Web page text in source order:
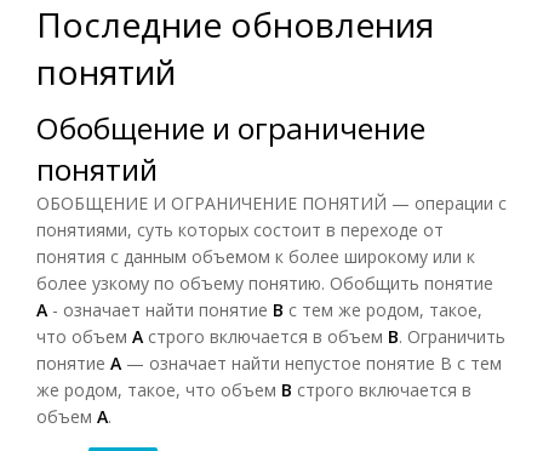
Последние обновления
понятий
Обобщение и ограничение
понятий
ОБОБЩЕНИЕ И ОГРАНИЧЕНИЕ ПОНЯТИЙ — операции с
понятиями, суть которых состоит в переходе от
понятия с данным объемом к более широкому или к
более узкому по объему понятию. Обобщить понятие
А - означает найти понятие В с тем же родом, такое,
что объем А строго включается в объем В. Ограничить
понятие А — означает найти непустое понятие В с тем
же родом, такое, что объем В строго включается в
объем А.